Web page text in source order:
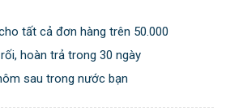
tất cả đơn hàng trên 50.000
hoàn trả trong 30 ngày
sau trong nước bạn